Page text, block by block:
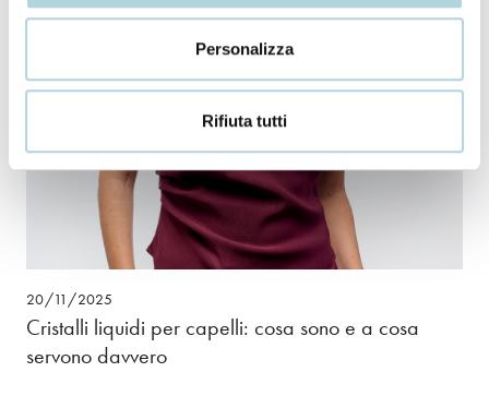
Personalizza
Rifiuta tutti
20/11/2025
Cristalli liquidi per capelli: cosa sono e a cosa
servono davvero